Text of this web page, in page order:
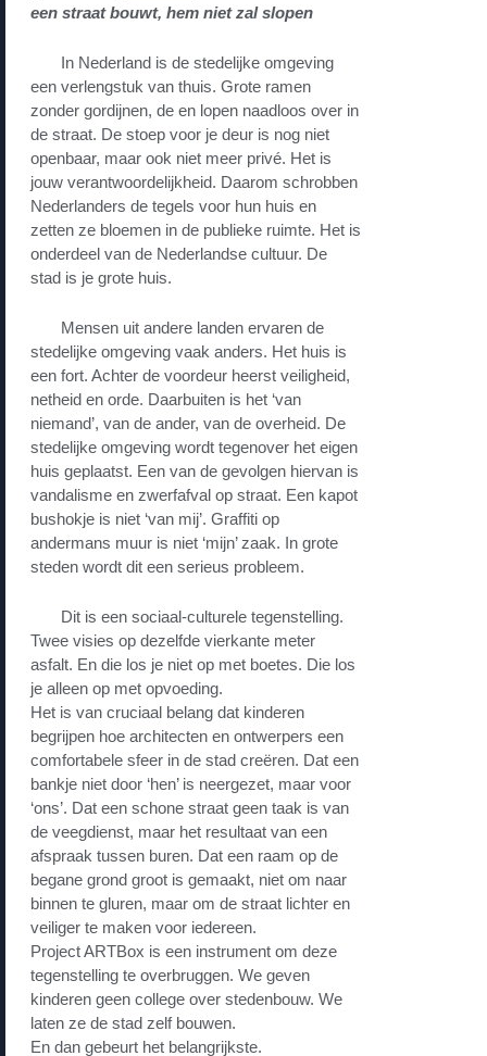
een straat bouwt, hem niet zal slopen
In Nederland is de stedelijke omgeving
een verlengstuk van thuis. Grote ramen
zonder gordijnen, de en lopen naadloos over in
de straat. De stoep voor je deur is nog niet
openbaar, maar ook niet meer privé. Het is
jouw verantwoordelijkheid. Daarom schrobben
Nederlanders de tegels voor hun huis en
zetten ze bloemen in de publieke ruimte. Het is
onderdeel van de Nederlandse cultuur. De
stad is je grote huis.
Mensen uit andere landen ervaren de
stedelijke omgeving vaak anders. Het huis is
een fort. Achter de voordeur heerst veiligheid,
netheid en orde. Daarbuiten is het ‘van
niemand’, van de ander, van de overheid. De
stedelijke omgeving wordt tegenover het eigen
huis geplaatst. Een van de gevolgen hiervan is
vandalisme en zwerfafval op straat. Een kapot
bushokje is niet ‘van mij’. Graffiti op
andermans muur is niet ‘mijn’ zaak. In grote
steden wordt dit een serieus probleem.
Dit is een sociaal-culturele tegenstelling.
Twee visies op dezelfde vierkante meter
asfalt. En die los je niet op met boetes. Die los
je alleen op met opvoeding.
Het is van cruciaal belang dat kinderen
begrijpen hoe architecten en ontwerpers een
comfortabele sfeer in de stad creëren. Dat een
bankje niet door ‘hen’ is neergezet, maar voor
‘ons’. Dat een schone straat geen taak is van
de veegdienst, maar het resultaat van een
afspraak tussen buren. Dat een raam op de
begane grond groot is gemaakt, niet om naar
binnen te gluren, maar om de straat lichter en
veiliger te maken voor iedereen.
Project ARTBox is een instrument om deze
tegenstelling te overbruggen. We geven
kinderen geen college over stedenbouw. We
laten ze de stad zelf bouwen.
En dan gebeurt het belangrijkste.